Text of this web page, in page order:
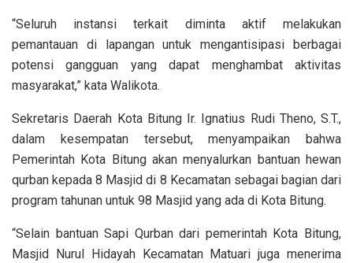
“Seluruh instansi terkait diminta aktif melakukan
pemantauan di lapangan untuk mengantisipasi berbagai
potensi gangguan yang dapat menghambat aktivitas
masyarakat,” kata Walikota.
Sekretaris Daerah Kota Bitung Ir. Ignatius Rudi Theno, S.T.,
dalam kesempatan tersebut, menyampaikan bahwa
Pemerintah Kota Bitung akan menyalurkan bantuan hewan
qurban kepada 8 Masjid di 8 Kecamatan sebagai bagian dari
program tahunan untuk 98 Masjid yang ada di Kota Bitung.
“Selain bantuan Sapi Qurban dari pemerintah Kota Bitung,
Masjid Nurul Hidayah Kecamatan Matuari juga menerima